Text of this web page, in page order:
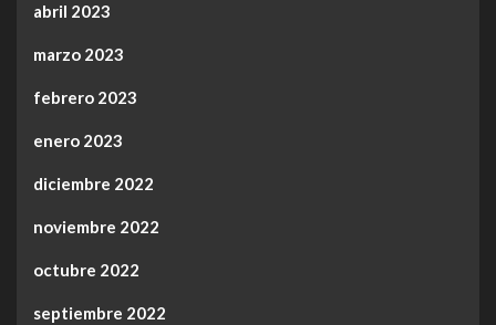
abril 2023
marzo 2023
febrero 2023
enero 2023
diciembre 2022
noviembre 2022
octubre 2022
septiembre 2022